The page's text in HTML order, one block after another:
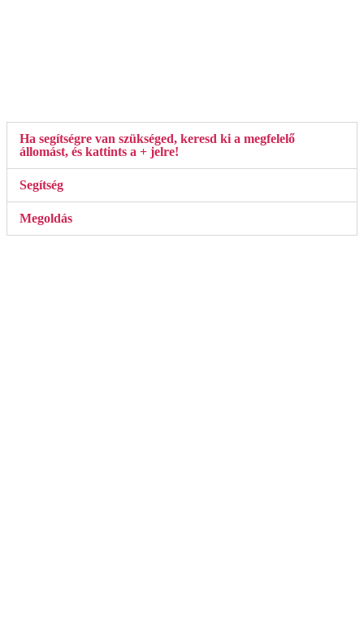
Ha segítségre van szükséged, keresd ki a megfelelő
állomást, és kattints a + jelre!
Segítség
Megoldás